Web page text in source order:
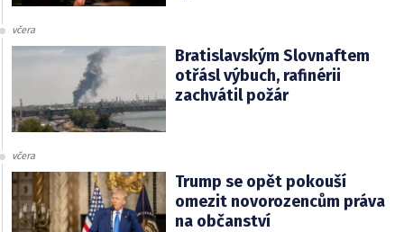
včera
Bratislavským Slovnaftem
otřásl výbuch, rafinérii
zachvátil požár
včera
Trump se opět pokouší
omezit novorozencům práva
na občanství